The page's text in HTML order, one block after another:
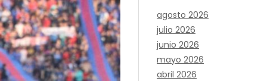
agosto 2026
julio 2026
junio 2026
mayo 2026
abril 2026